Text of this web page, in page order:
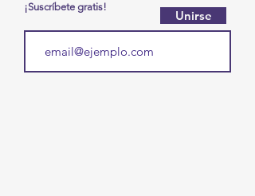
¡Suscríbete gratis!
Unirse